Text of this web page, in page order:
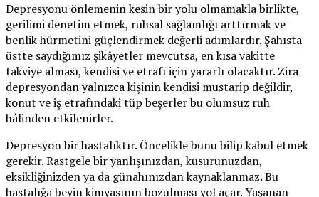
Depresyonu önlemenin kesin bir yolu olmamakla birlikte,
gerilimi denetim etmek, ruhsal sağlamlığı arttırmak ve
benlik hürmetini güçlendirmek değerli adımlardır. Şahısta
üstte saydığımız şikâyetler mevcutsa, en kısa vakitte
takviye alması, kendisi ve etrafı için yararlı olacaktır. Zira
depresyondan yalnızca kişinin kendisi mustarip değildir,
konut ve iş etrafındaki tüp beşerler bu olumsuz ruh
hâlinden etkilenirler.
Depresyon bir hastalıktır. Öncelikle bunu bilip kabul etmek
gerekir. Rastgele bir yanlışınızdan, kusurunuzdan,
eksikliğinizden ya da günahınızdan kaynaklanmaz. Bu
hastalığa beyin kimyasının bozulması yol açar. Yaşanan